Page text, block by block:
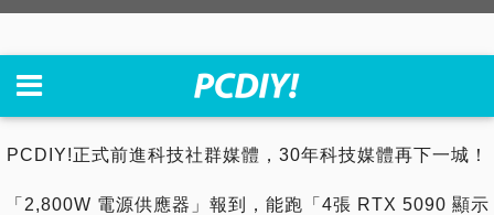
PCDIY!正式前進科技社群媒體，30年科技媒體再下一城！
「2,800W 電源供應器」報到，能跑「4張 RTX 5090 顯示